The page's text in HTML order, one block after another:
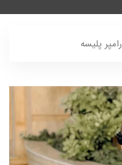
رامپر پلیسه